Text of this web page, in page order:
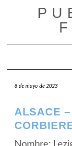
8 de mayo de 2023
ALSACE
Nombre: